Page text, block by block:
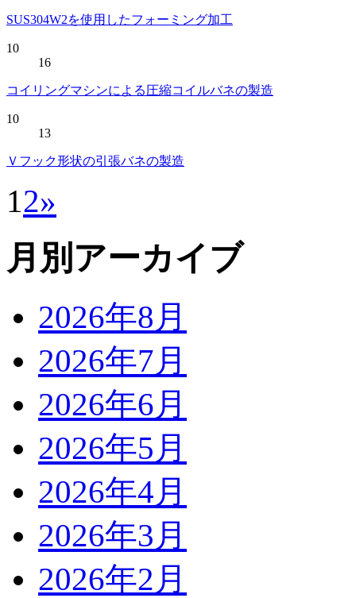
SUS304W2を使用したフォーミング加工
10
16
コイリングマシンによる圧縮コイルバネの製造
10
13
Ｖフック形状の引張バネの製造
12»
月別アーカイブ
2026年8月
2026年7月
2026年6月
2026年5月
2026年4月
2026年3月
2026年2月